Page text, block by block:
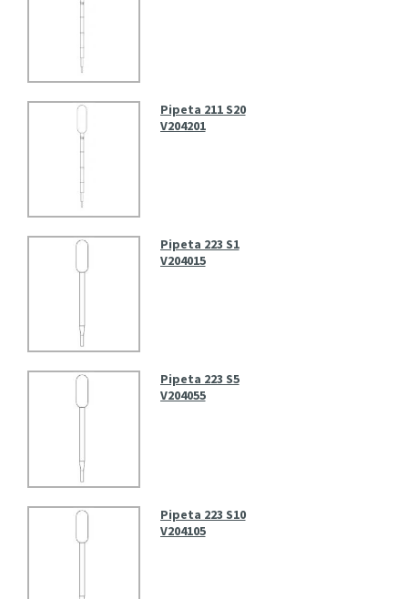
Pipeta 211 S20
V204201
Pipeta 223 S1
V204015
Pipeta 223 S5
V204055
Pipeta 223 S10
V204105